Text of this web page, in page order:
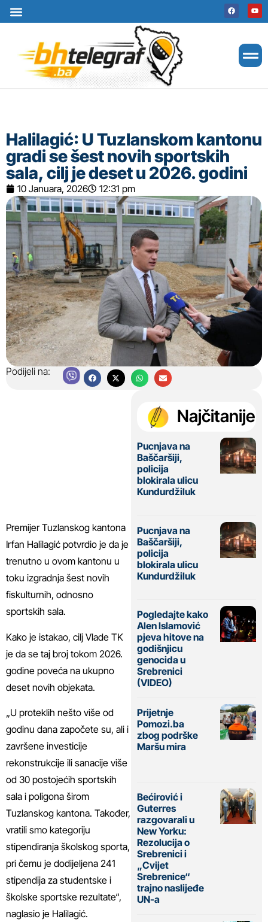
Halilagić: U Tuzlanskom kantonu
gradi se šest novih sportskih
sala, cilj je deset u 2026. godini
10 Januara, 2026 12:31 pm
Podijeli na:
Premijer Tuzlanskog kantona
Irfan Halilagić potvrdio je da je
trenutno u ovom kantonu u
toku izgradnja šest novih
fiskulturnih, odnosno
sportskih sala.
Kako je istakao, cilj Vlade TK
je da se taj broj tokom 2026.
godine poveća na ukupno
deset novih objekata.
„U proteklih nešto više od
godinu dana započete su, ali i
završene investicije
rekonstrukcije ili sanacije više
od 30 postojećih sportskih
sala i poligona širom
Tuzlanskog kantona. Također,
vratili smo kategoriju
stipendiranja školskog sporta,
pri čemu je dodijeljena 241
stipendija za studentske i
školske sportske rezultate“,
naglasio je Halilagić.
Najčitanije
Pucnjava na
Baščaršiji,
policija
blokirala ulicu
Kundurdžiluk
Pucnjava na
Baščaršiji,
policija
blokirala ulicu
Kundurdžiluk
Pogledajte kako
Alen Islamović
pjeva hitove na
godišnjicu
genocida u
Srebrenici
(VIDEO)
Prijetnje
Pomozi.ba
zbog podrške
Maršu mira
Bećirović i
Guterres
razgovarali u
New Yorku:
Rezolucija o
Srebrenici i
„Cvijet
Srebrenice“
trajno naslijeđe
UN-a